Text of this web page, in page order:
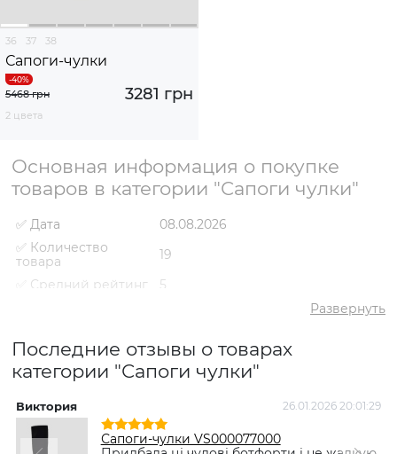
36 37 38
Сапоги-чулки
3281 грн
5468 грн
2 цвета
Основная информация о покупке
товаров в категории "Сапоги чулки"
✅ Дата
08.08.2026
✅ Количество
товара
19
✅ Средний рейтинг
5
товар
✅ Самый дорогой
товар
8795 грн
✅ Самый
популярный товар
Сапоги-чулки VS000079506
Черный
Развернуть
Последние отзывы о товарах
категории "Сапоги чулки"
Виктория 26.01.2026 20:01:29
Сапоги-чулки VS000077000